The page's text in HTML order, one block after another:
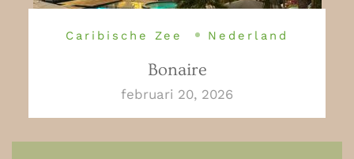
Caribische Zee Nederland
Bonaire
februari 20, 2026